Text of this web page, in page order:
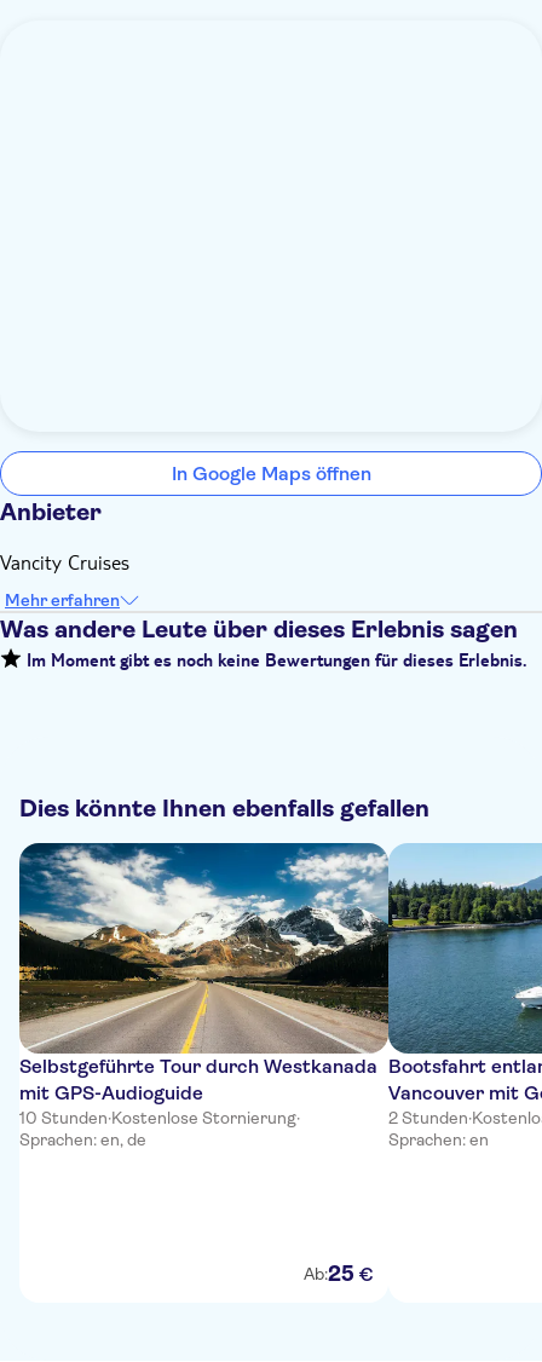
In Google Maps öffnen
Anbieter
Vancity Cruises
Mehr erfahren
Was andere Leute über dieses Erlebnis sagen
Im Moment gibt es noch keine Bewertungen für dieses Erlebnis.
Dies könnte Ihnen ebenfalls gefallen
Selbstgeführte Tour durch Westkanada
mit GPS-Audioguide
10 Stunden·Kostenlose Stornierung·
Sprachen: en, de
Ab:25 €
Bootsfahrt
Vancouver mit
Erwachsene
2 Stunden·
Sprachen: en